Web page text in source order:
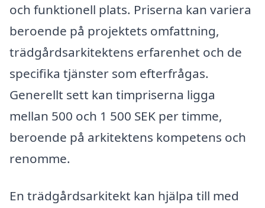
och funktionell plats. Priserna kan variera
beroende på projektets omfattning,
trädgårdsarkitektens erfarenhet och de
specifika tjänster som efterfrågas.
Generellt sett kan timpriserna ligga
mellan 500 och 1 500 SEK per timme,
beroende på arkitektens kompetens och
renomme.
En trädgårdsarkitekt kan hjälpa till med